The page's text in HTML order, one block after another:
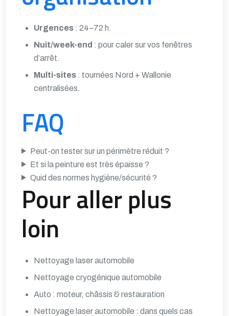
Urgences : 24–72 h.
Nuit/week-end : pour caler sur vos fenêtres
d’arrêt.
Multi-sites : tournées Nord + Wallonie
centralisées.
FAQ
Peut-on tester sur un périmètre réduit ?
Et si la peinture est très épaisse ?
Quid des normes hygiène/sécurité ?
Pour aller plus
loin
Nettoyage laser automobile
Nettoyage cryogénique automobile
Auto : moteur, châssis & restauration
Nettoyage laser automobile : dans quels cas